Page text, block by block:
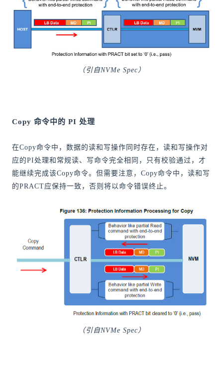
（引自NVMe Spec）
Copy 命令中的 PI 处理
在Copy命令中，数据的读和写操作同时存在，读和写操作对
应的PI处理和常规读、写命令完全相同，只有校验通过，才
能继续完成该Copy命令。但需要注意，Copy命令中，读和写
的PRACT应保持一致，否则将以命令错误终止。
（引自NVMe Spec）